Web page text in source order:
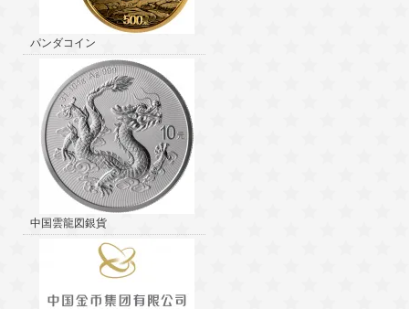
パンダコイン
中国雲龍図銀貨